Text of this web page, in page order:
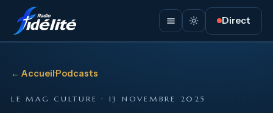
Direct
← Accueil·Podcasts
LE MAG CULTURE · 13 NOVEMBRE 2025